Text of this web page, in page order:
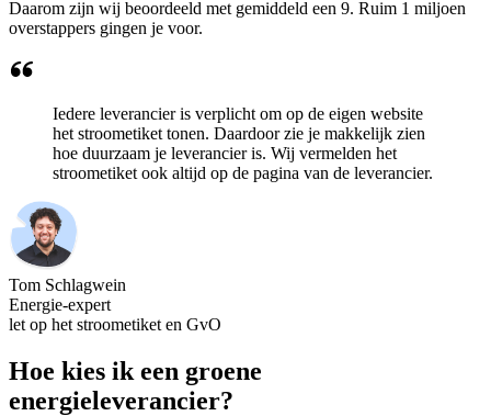
Daarom zijn wij beoordeeld met gemiddeld een 9. Ruim 1 miljoen
overstappers gingen je voor.
Iedere leverancier is verplicht om op de eigen website
het stroometiket tonen. Daardoor zie je makkelijk zien
hoe duurzaam je leverancier is. Wij vermelden het
stroometiket ook altijd op de pagina van de leverancier.
Tom Schlagwein
Energie-expert
let op het stroometiket en GvO
Hoe kies ik een groene
energieleverancier?